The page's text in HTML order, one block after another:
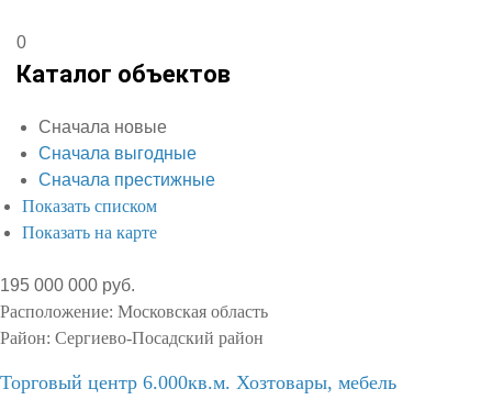
0
Каталог объектов
Сначала новые
Сначала выгодные
Сначала престижные
Показать списком
Показать на карте
195 000 000 руб.
Расположение: Московская область
Район: Сергиево-Посадский район
Торговый центр 6.000кв.м. Хозтовары, мебель